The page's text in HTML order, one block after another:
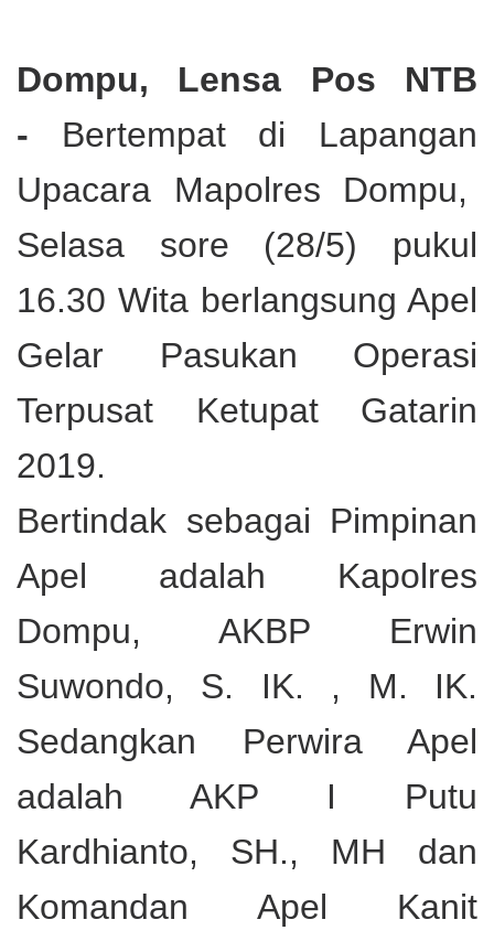
Dompu, Lensa Pos NTB
- Bertempat di Lapangan
Upacara Mapolres Dompu,
Selasa sore (28/5) pukul
16.30 Wita berlangsung Apel
Gelar Pasukan Operasi
Terpusat Ketupat Gatarin
2019.
Bertindak sebagai Pimpinan
Apel adalah Kapolres
Dompu, AKBP Erwin
Suwondo, S. IK. , M. IK.
Sedangkan Perwira Apel
adalah AKP I Putu
Kardhianto, SH., MH dan
Komandan Apel Kanit